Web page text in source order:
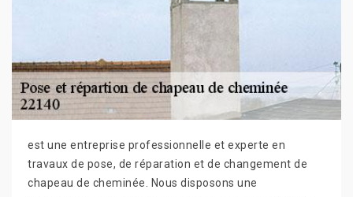
est une entreprise professionnelle et experte en
travaux de pose, de réparation et de changement de
chapeau de cheminée. Nous disposons une